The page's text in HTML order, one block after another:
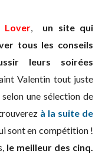
Lover, un site qui
tous les conseils
leurs soirées
Valentin tout juste
selon une sélection de
à la suite de
sont en compétition !
le meilleur des cinq.